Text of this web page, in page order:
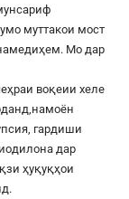
муттакои мост
Мо дар
воқеии хеле
гардиши
дар
ҳуқуқҳои